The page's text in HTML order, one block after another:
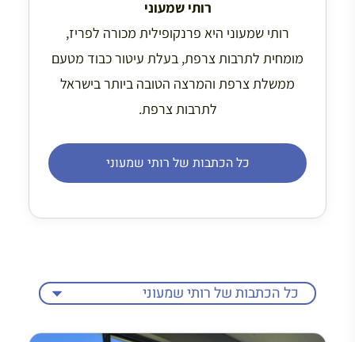
רותי שמעוני
רותי שמעוני היא פרנקופילית מכורה לפריז,
מומחית לתרבות צרפת, בעלת עיטור כבוד מטעם
ממשלת צרפת והמרצה הטובה ביותר בישראל
לתרבות צרפת.
כל הכתבות של רותי שמעוני